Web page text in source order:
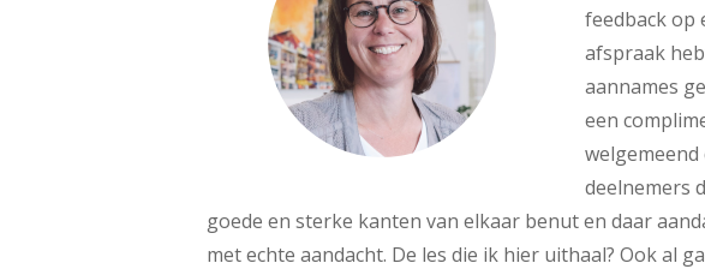
feedback op
afspraak
aannames
een
deelnemers
goede en sterke kanten van elkaar benut en daar
met echte aandacht. De les die ik hier uithaal? Ook al